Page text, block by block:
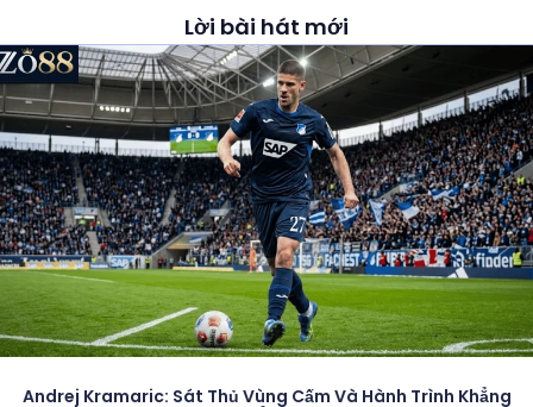
Lời bài hát mới
Andrej Kramaric: Sát Thủ Vùng Cấm Và Hành Trình Khẳng